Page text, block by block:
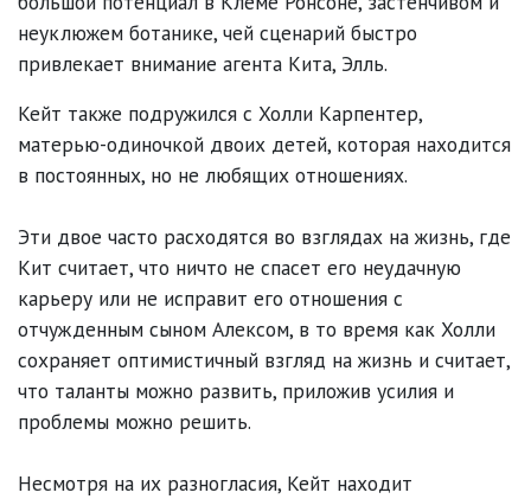
неуклюжем ботанике, чей сценарий быстро
привлекает внимание агента Кита, Элль.
Кейт также подружился с Холли Карпентер,
матерью-одиночкой двоих детей, которая находится
в постоянных, но не любящих отношениях.
Эти двое часто расходятся во взглядах на жизнь, где
Кит считает, что ничто не спасет его неудачную
карьеру или не исправит его отношения с
отчужденным сыном Алексом, в то время как Холли
сохраняет оптимистичный взгляд на жизнь и считает,
что таланты можно развить, приложив усилия и
проблемы можно решить.
Несмотря на их разногласия, Кейт находит